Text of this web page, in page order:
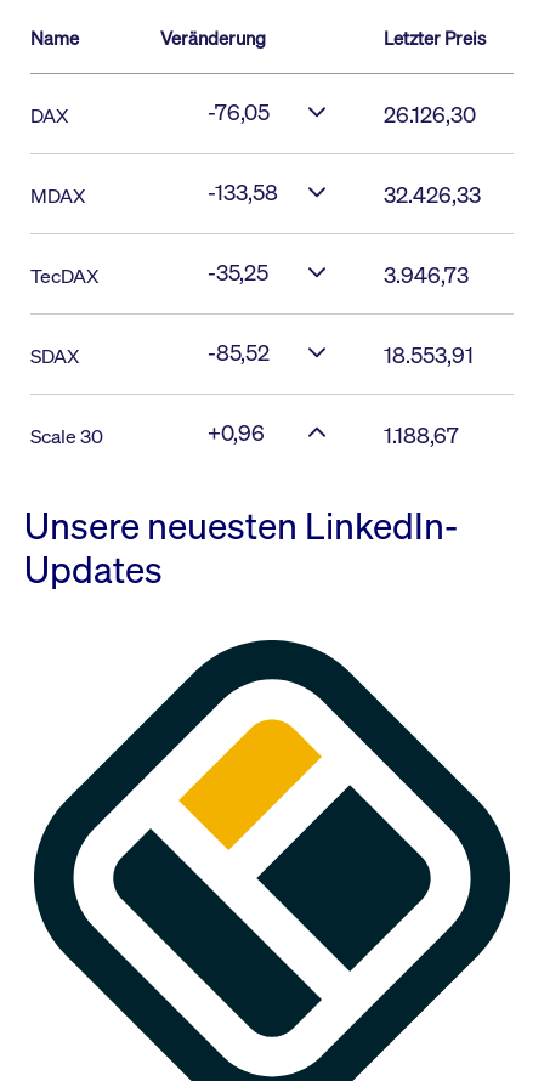
Name Veränderung Letzter Preis
DAX -76,05 26.126,30
MDAX -133,58 32.426,33
TecDAX -35,25 3.946,73
SDAX -85,52 18.553,91
Scale 30 +0,96 1.188,67
Unsere neuesten LinkedIn-
Updates